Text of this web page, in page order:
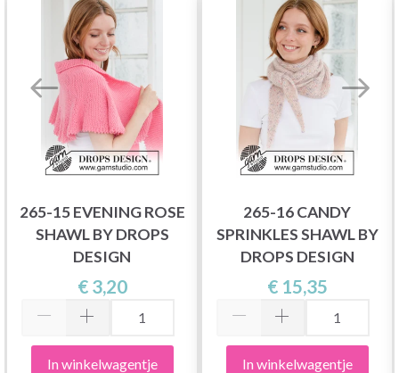
265-15 EVENING ROSE
SHAWL BY DROPS
DESIGN
€ 3,20
In winkelwagentje
265-16 CANDY
SPRINKLES SHAWL BY
DROPS DESIGN
€ 15,35
In winkelwagentje